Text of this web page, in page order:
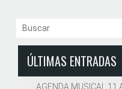
ÚLTIMAS ENTRADAS
AGENDA MUSICAL 11